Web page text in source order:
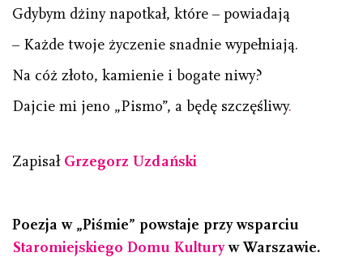
Gdybym dżiny napotkał, które – powiadają
– Każde twoje życzenie snadnie wypełniają.
Na cóż złoto, kamienie i bogate niwy?
Dajcie mi jeno „Pismo”, a będę szczęśliwy.
Zapisał Grzegorz Uzdański
Poezja w „Piśmie” powstaje przy wsparciu
Staromiejskiego Domu Kulturyw Warszawie.